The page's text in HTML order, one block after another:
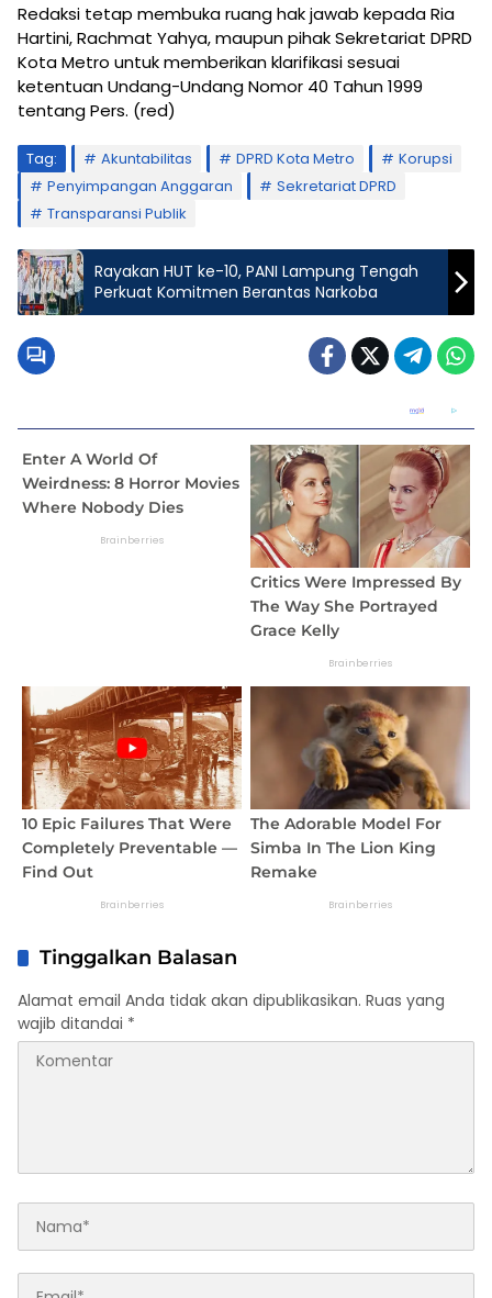
Redaksi tetap membuka ruang hak jawab kepada Ria
Hartini, Rachmat Yahya, maupun pihak Sekretariat DPRD
Kota Metro untuk memberikan klarifikasi sesuai
ketentuan Undang-Undang Nomor 40 Tahun 1999
tentang Pers. (red)
Tag: Akuntabilitas DPRD Kota Metro
Korupsi
Penyimpangan Anggaran
Sekretariat DPRD
Transparansi Publik
Rayakan HUT ke-10, PANI Lampung Tengah
Perkuat Komitmen Berantas Narkoba
Tinggalkan Balasan
Alamat email Anda tidak akan dipublikasikan. Ruas yang
wajib ditandai *